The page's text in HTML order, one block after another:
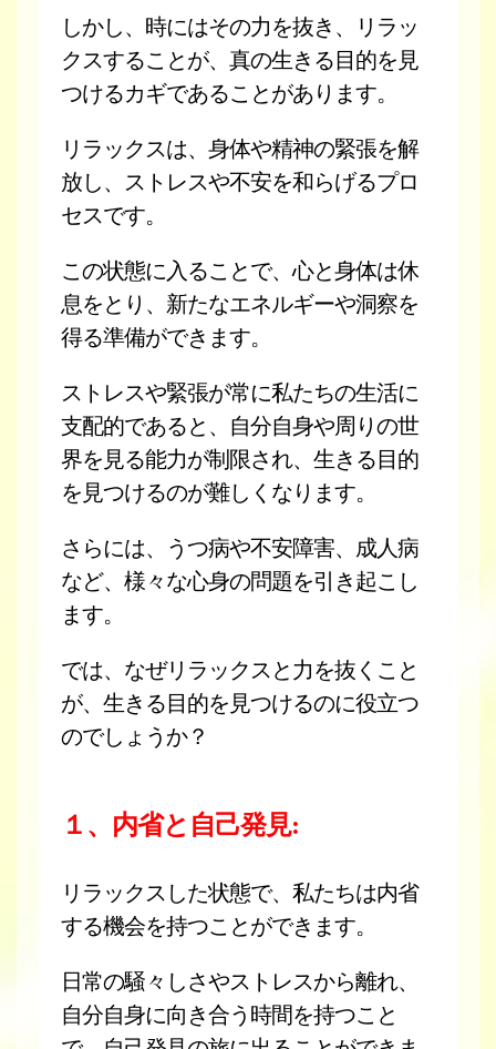
しかし、時にはその力を抜き、リラッ
クスすることが、真の生きる目的を見
つけるカギであることがあります。
リラックスは、身体や精神の緊張を解
放し、ストレスや不安を和らげるプロ
セスです。
この状態に入ることで、心と身体は休
息をとり、新たなエネルギーや洞察を
得る準備ができます。
ストレスや緊張が常に私たちの生活に
支配的であると、自分自身や周りの世
界を見る能力が制限され、生きる目的
を見つけるのが難しくなります。
さらには、うつ病や不安障害、成人病
など、様々な心身の問題を引き起こし
ます。
では、なぜリラックスと力を抜くこと
が、生きる目的を見つけるのに役立つ
のでしょうか？
１、内省と自己発見:
リラックスした状態で、私たちは内省
する機会を持つことができます。
日常の騒々しさやストレスから離れ、
自分自身に向き合う時間を持つこと